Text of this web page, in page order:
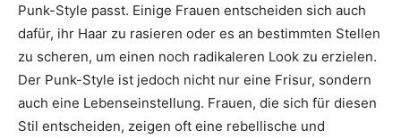
Punk-Style passt. Einige Frauen entscheiden sich auch
dafür, ihr Haar zu rasieren oder es an bestimmten Stellen
zu scheren, um einen noch radikaleren Look zu erzielen.
Der Punk-Style ist jedoch nicht nur eine Frisur, sondern
auch eine Lebenseinstellung. Frauen, die sich für diesen
Stil entscheiden, zeigen oft eine rebellische und